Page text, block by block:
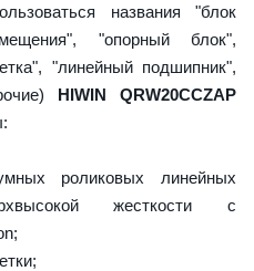
названия "блок
"опорный блок",
"линейный подшипник",
HIWIN QRW20CCZAP
роликовых линейных
жесткости с